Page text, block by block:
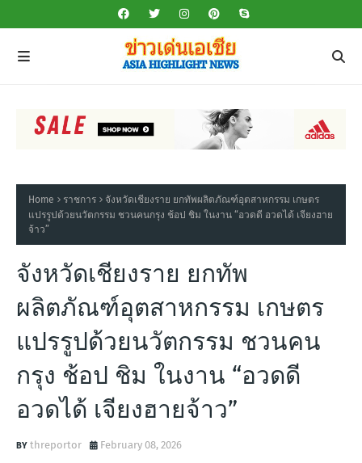
Home ราชการ
จังหวัดเชียงราย ยกทัพผลิตภัณฑ์อุตสาหกรรม เกษตร
แปรรูปด้วยนวัตกรรม ชวนคนกรุง ช้อป ชิม ในงาน “อวดดี อวดได้ เจียงฮาย
จ้าว”
จังหวัดเชียงราย ยกทัพ
ผลิตภัณฑ์อุตสาหกรรม เกษตร
แปรรูปด้วยนวัตกรรม ชวนคน
กรุง ช้อป ชิม ในงาน “อวดดี
อวดได้ เจียงฮายจ้าว”
threportor February 08, 2026